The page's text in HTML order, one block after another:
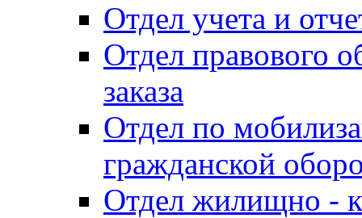
Отдел учета и
Отдел правового
заказа
Отдел по
гражданской
Отдел жилищно -